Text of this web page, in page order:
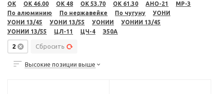
OK
OK 46.00 OK 48 OK 53.70 OK 61.30 АНО-21
МР-3
По алюминию
По нержавейке По чугуну
УОНИ
УОНИ 13/45
УОНИ 13/55 УОНИИ
УОНИИ 13/45
УОНИИ 13/55
ЦЛ-11 ЦЧ-4 Э50А
2 Сбросить
Высокие позиции выше